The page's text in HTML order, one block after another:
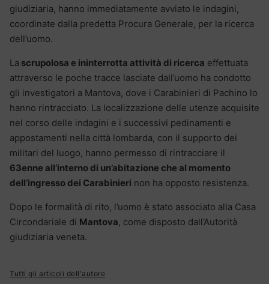
giudiziaria, hanno immediatamente avviato le indagini,
coordinate dalla predetta Procura Generale, per la ricerca
dell’uomo.
La scrupolosa e ininterrotta attività di ricerca effettuata
attraverso le poche tracce lasciate dall’uomo ha condotto
gli investigatori a Mantova, dove i Carabinieri di Pachino lo
hanno rintracciato. La localizzazione delle utenze acquisite
nel corso delle indagini e i successivi pedinamenti e
appostamenti nella città lombarda, con il supporto dei
militari del luogo, hanno permesso di rintracciare il
63enne all’interno di un’abitazione che al momento
dell’ingresso dei Carabinieri non ha opposto resistenza.
Dopo le formalità di rito, l’uomo è stato associato alla Casa
Circondariale di Mantova, come disposto dall’Autorità
giudiziaria veneta.
Tutti gli articoli dell'autore